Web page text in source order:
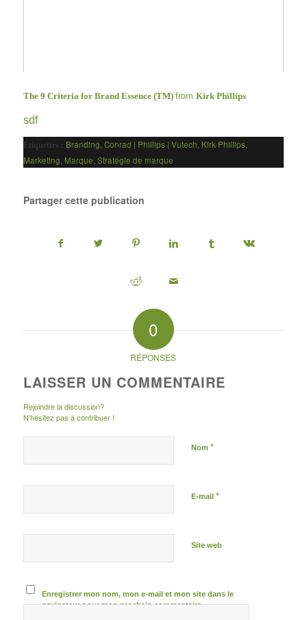
The 9 Criteria for Brand Essence (TM) from Kirk Phillips
sdf
Etiquettes : Branding, Conrad | Phillips | Vutech, Kirk Phillips,
Marketing, Marque, Stratégie de marque
Partager cette publication
0
RÉPONSES
LAISSER UN COMMENTAIRE
Rejoindre la discussion?
N’hésitez pas à contribuer !
Nom *
E-mail *
Site web
Enregistrer mon nom, mon e-mail et mon site dans le
navigateur pour mon prochain commentaire.